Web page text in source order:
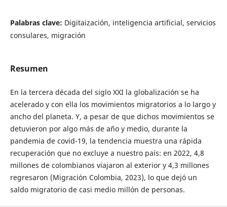
Palabras clave: Digitaización, inteligencia artificial, servicios
consulares, migración
Resumen
En la tercera década del siglo XXI la globalización se ha
acelerado y con ella los movimientos migratorios a lo largo y
ancho del planeta. Y, a pesar de que dichos movimientos se
detuvieron por algo más de año y medio, durante la
pandemia de covid-19, la tendencia muestra una rápida
recuperación que no excluye a nuestro país: en 2022, 4,8
millones de colombianos viajaron al exterior y 4,3 millones
regresaron (Migración Colombia, 2023), lo que dejó un
saldo migratorio de casi medio millón de personas.